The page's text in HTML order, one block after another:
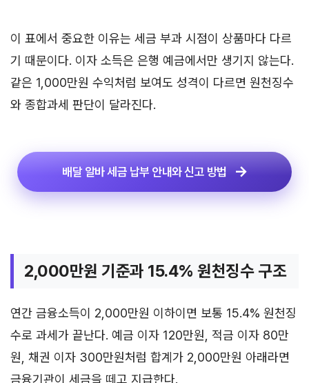
이 표에서 중요한 이유는 세금 부과 시점이 상품마다 다르
기 때문이다. 이자 소득은 은행 예금에서만 생기지 않는다.
같은 1,000만원 수익처럼 보여도 성격이 다르면 원천징수
와 종합과세 판단이 달라진다.
배달 알바 세금 납부 안내와 신고 방법
2,000만원 기준과 15.4% 원천징수 구조
연간 금융소득이 2,000만원 이하이면 보통 15.4% 원천징
수로 과세가 끝난다. 예금 이자 120만원, 적금 이자 80만
원, 채권 이자 300만원처럼 합계가 2,000만원 아래라면
금융기관이 세금을 떼고 지급한다.